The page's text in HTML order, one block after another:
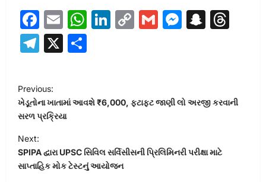
Facebook
EmailWhatsApp
LinkedIn
CopyGmail
Telegram
X
o
s
t
n
a
Previous:
ખેડૂતોના ખાતામાં આવશે ₹6,000, ફટાફટ જાણી લો અરજી કરવાની
સરળ પ્રક્રિયા
Next:
SPIPA દ્વારા UPSC સિવિલ સર્વિસીસની પ્રિલિમિનરી પરીક્ષા માટે
સાપ્તાહિક મોક ટેસ્ટનું આયોજન